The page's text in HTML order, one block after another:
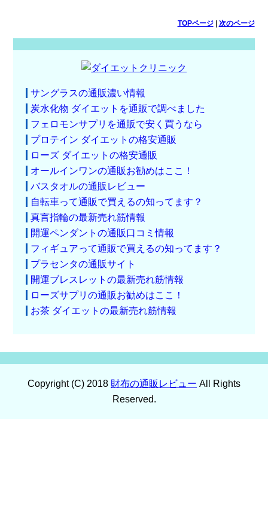
TOPページ| 次のページ
サングラスの通販濃い情報
炭水化物 ダイエットを通販で調べました
フェロモンサプリを通販で安く買うなら
プロテイン ダイエットの格安通販
ローズ ダイエットの格安通販
オールインワンの通販お勧めはここ！
バスタオルの通販レビュー
自転車って通販で買えるの知ってます？
真言指輪の最新売れ筋情報
開運ペンダントの通販口コミ情報
フィギュアって通販で買えるの知ってます？
プラセンタの通販サイト
開運ブレスレットの最新売れ筋情報
ローズサプリの通販お勧めはここ！
お茶 ダイエットの最新売れ筋情報
Copyright (C) 2018 財布の通販レビュー All Rights
Reserved.